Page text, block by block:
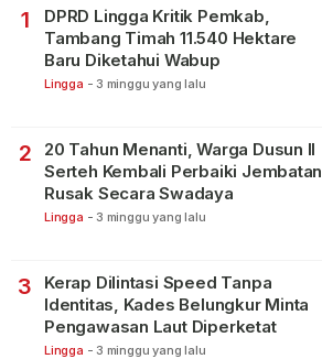
1
DPRD Lingga Kritik Pemkab,
Tambang Timah 11.540 Hektare
Baru Diketahui Wabup
Lingga - 3 minggu yang lalu
2
20 Tahun Menanti, Warga Dusun II
Serteh Kembali Perbaiki Jembatan
Rusak Secara Swadaya
Lingga - 3 minggu yang lalu
3
Kerap Dilintasi Speed Tanpa
Identitas, Kades Belungkur Minta
Pengawasan Laut Diperketat
Lingga - 3 minggu yang lalu